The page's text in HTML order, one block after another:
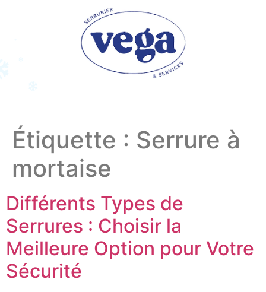
Étiquette : Serrure à
mortaise
Différents Types de
Serrures : Choisir la
Meilleure Option pour Votre
Sécurité